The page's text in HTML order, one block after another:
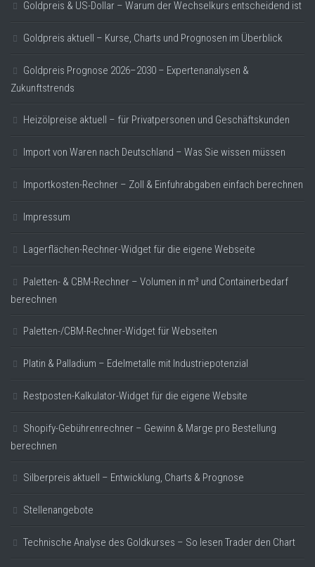
Goldpreis & US-Dollar – Warum der Wechselkurs entscheidend ist
Goldpreis aktuell – Kurse, Charts und Prognosen im Überblick
Goldpreis Prognose 2026–2030 – Expertenanalysen &
Zukunftstrends
Heizölpreise aktuell – für Privatpersonen und Geschäftskunden
Import von Waren nach Deutschland – Was Sie wissen müssen
Importkosten-Rechner – Zoll & Einfuhrabgaben einfach berechnen
Impressum
Lagerflächen-Rechner-Widget für die eigene Webseite
Paletten- & CBM-Rechner – Volumen in m³ und Containerbedarf
berechnen
Paletten-/CBM-Rechner-Widget für Webseiten
Platin & Palladium – Edelmetalle mit Industriepotenzial
Restposten-Kalkulator-Widget für die eigene Website
Shopify-Gebührenrechner – Gewinn & Marge pro Bestellung
berechnen
Silberpreis aktuell – Entwicklung, Charts & Prognose
Stellenangebote
Technische Analyse des Goldkurses – So lesen Trader den Chart